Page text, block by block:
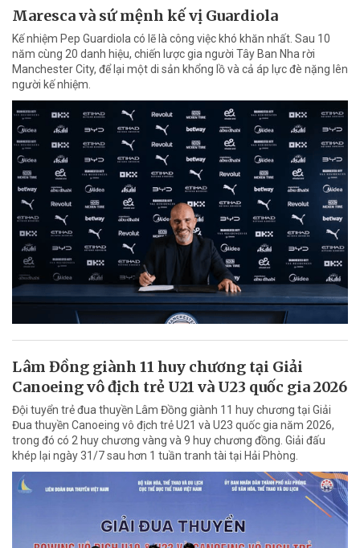
Maresca và sứ mệnh kế vị Guardiola
Kế nhiệm Pep Guardiola có lẽ là công việc khó khăn nhất. Sau 10
năm cùng 20 danh hiệu, chiến lược gia người Tây Ban Nha rời
Manchester City, để lại một di sản khổng lồ và cả áp lực đè nặng lên
người kế nhiệm.
Lâm Đồng giành 11 huy chương tại Giải
Canoeing vô địch trẻ U21 và U23 quốc gia 2026
Đội tuyển trẻ đua thuyền Lâm Đồng giành 11 huy chương tại Giải
Đua thuyền Canoeing vô địch trẻ U21 và U23 quốc gia năm 2026,
trong đó có 2 huy chương vàng và 9 huy chương đồng. Giải đấu
khép lại ngày 31/7 sau hơn 1 tuần tranh tài tại Hải Phòng.